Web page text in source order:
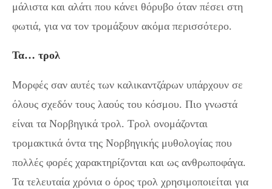
μάλιστα και αλάτι που κάνει θόρυβο όταν πέσει στη
φωτιά, για να τον τρομάξουν ακόμα περισσότερο.
Τα… τρολ
Μορφές σαν αυτές των καλικαντζάρων υπάρχουν σε
όλους σχεδόν τους λαούς του κόσμου. Πιο γνωστά
είναι τα Νορβηγικά τρολ. Τρολ ονομάζονται
τρομακτικά όντα της Νορβηγικής μυθολογίας που
πολλές φορές χαρακτηρίζονται και ως ανθρωποφάγα.
Τα τελευταία χρόνια ο όρος τρολ χρησιμοποιείται για